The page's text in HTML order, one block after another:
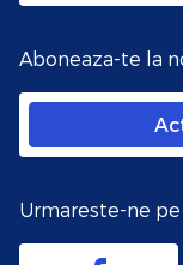
Aboneaza-te la
Urmareste-ne